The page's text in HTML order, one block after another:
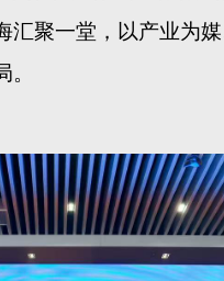
聚一堂，以产业为